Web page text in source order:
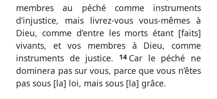
membres au péché comme instruments
d’injustice, mais livrez-vous vous-mêmes à
Dieu, comme d’entre les morts étant [faits]
vivants, et vos membres à Dieu, comme
instruments de justice.
14 Car le péché ne
dominera pas sur vous, parce que vous n’êtes
pas sous [la] loi, mais sous [la] grâce.
Romains
6.
6-
11
L’œuvre